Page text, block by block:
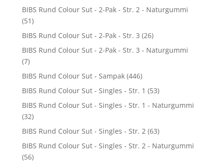
BIBS Rund Colour Sut - 2-Pak - Str. 2 - Naturgummi
(51)
BIBS Rund Colour Sut - 2-Pak - Str. 3 (26)
BIBS Rund Colour Sut - 2-Pak - Str. 3 - Naturgummi
(7)
BIBS Rund Colour Sut - Sampak (446)
BIBS Rund Colour Sut - Singles - Str. 1 (53)
BIBS Rund Colour Sut - Singles - Str. 1 - Naturgummi
(32)
BIBS Rund Colour Sut - Singles - Str. 2 (63)
BIBS Rund Colour Sut - Singles - Str. 2 - Naturgummi
(56)